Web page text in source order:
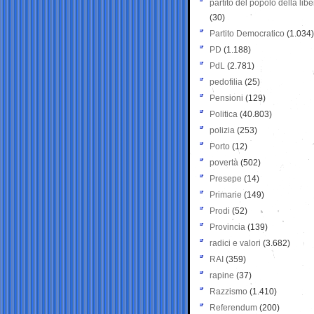
partito del popolo della
(30)
Partito Democratico (1.034)
PD (1.188)
PdL (2.781)
pedofilia (25)
Pensioni (129)
Politica (40.803)
polizia (253)
Porto (12)
povertà (502)
Presepe (14)
Primarie (149)
Prodi (52)
Provincia (139)
radici e valori (3.682)
RAI (359)
rapine (37)
Razzismo (1.410)
Referendum (200)